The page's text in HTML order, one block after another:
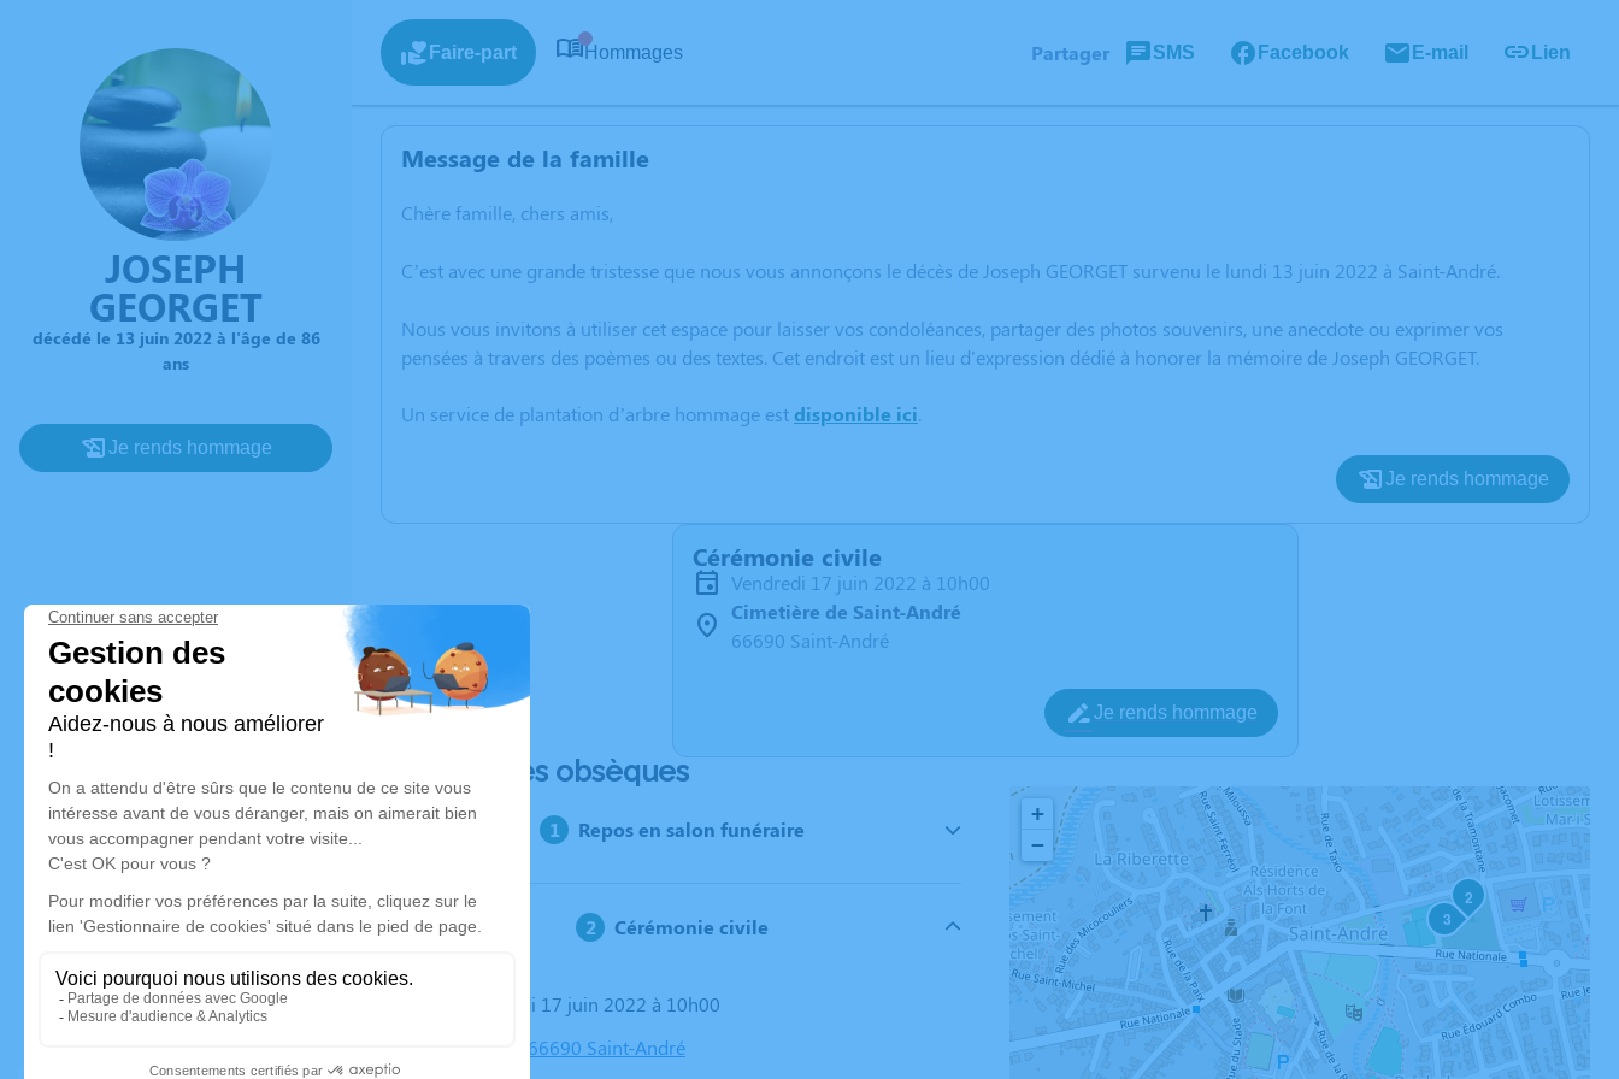
JOSEPH
GEORGET
décédé le 13 juin 2022 à l'âge de 86
ans
Je rends hommage
Faire-part Hommages Partager SMS Facebook E-mail Lien
Message de la famille
Chère famille, chers amis,
C’est avec une grande tristesse que nous vous annonçons le décès de Joseph GEORGET survenu le lundi 13 juin 2022 à Saint-André.
Nous vous invitons à utiliser cet espace pour laisser vos condoléances, partager des photos souvenirs, une anecdote ou exprimer vos
pensées à travers des poèmes ou des textes. Cet endroit est un lieu d'expression dédié à honorer la mémoire de Joseph GEORGET.
Un service de plantation d’arbre hommage estdisponible ici.
Je rends hommage
Cérémonie civile
vendredi 17 juin 2022 à 10h00
Cimetière de Saint-André
66690 Saint-André
Je rends hommage
Déroulé des obsèques
Repos en salon funéraire
Cérémonie civile
Le vendredi 17 juin 2022 à 10h00
Cimetière, 66690 Saint-André
2
3
+
−